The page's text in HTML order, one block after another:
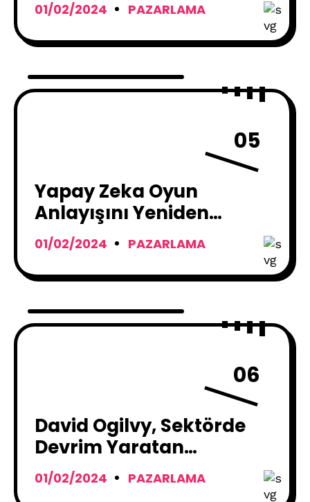
01/02/2024 PAZARLAMA
05
Yapay Zeka Oyun
Anlayışını Yeniden
Tanımlıyor!
01/02/2024 PAZARLAMA
06
David Ogilvy, Sektörde
Devrim Yaratan
Reklamcılığın Babası
01/02/2024 PAZARLAMA